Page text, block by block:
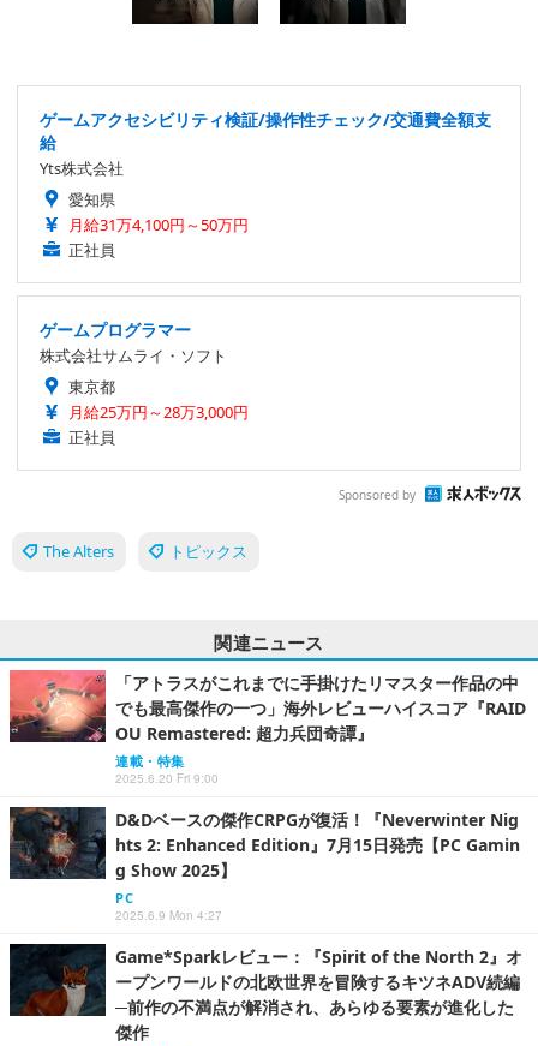
ゲームアクセシビリティ検証/操作性チェック/交通費全額支
給
Yts株式会社
愛知県
月給31万4,100円～50万円
正社員
ゲームプログラマー
株式会社サムライ・ソフト
東京都
月給25万円～28万3,000円
正社員
Sponsored by
The Alters トピックス
関連ニュース
「アトラスがこれまでに手掛けたリマスター作品の中
でも最高傑作の一つ」海外レビューハイスコア『RAID
OU Remastered: 超力兵団奇譚』
連載・特集
2025.6.20 Fri 9:00
D&Dベースの傑作CRPGが復活！『Neverwinter Nig
hts 2: Enhanced Edition』7月15日発売【PC Gamin
g Show 2025】
PC
2025.6.9 Mon 4:27
Game*Sparkレビュー：『Spirit of the North 2』オ
ープンワールドの北欧世界を冒険するキツネADV続編
─前作の不満点が解消され、あらゆる要素が進化した
傑作